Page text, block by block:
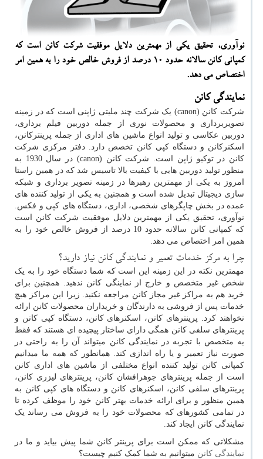
نوآوری، تحقیق یكی از مهمترین دلایل موفقیت شركت كانن است كه
كمپانی كانن سالانه حدود 10 درصد از فروش خالص خود را به همین امر
اختصاص می دهد.
نمایندگی کانن
شرکت کانن (canon) یک شرکت چند ملیتی ژاپنی است که در زمینه
تصویربرداری و محصولات نوری از جمله دوربین فیلم برداری،
دوربین عکاسی و تولید انواع ماشین های اداری از جمله پرینترکانن،
اسکنرکانن و دستگاه کپی کانن تخصص دارد. دفتر مرکزی شرکت
کانن در توکیو ژاپن است. شرکت کانن (canon
) در سال 1930 به
منظور تولید دوربین هایی با کیفیت بالا تاسیس شد که در همین راستا
امروز به یکی از مهمترین رهبرها در زمینه تصویر برداری و شبکه
سازی دیجیتال تبدیل شده است و همچنین به یکی از تولید کننده های
عمده در بخش چاپگرهای شخصی، اداری، دستگاه های کپی و فکس.
نوآوری، تحقیق یکی از مهمترین دلایل موفقیت شرکت کانن است
که کمپانی کانن سالانه حدود 10 درصد از فروش خالص خود را به
همین امر اختصاص می دهد.
چرا به مرکز خدمات تعمیر و نمایندگی کانن نیاز دارید؟
مهمترین نکته در این زمینه این است که شما دستگاه خود را به یک
شخص غیر متخصص و خارج از نماینگی کانن ندهید. همچنین برای
خرید هم به مراکز غیر مجاز کانن مراجعه نکنید. زیرا این مراکز هیچ
خدمات پس از فروشی به دارندگان و خریداران محصولات کانن ارائه
نخواهند کرد. پرینترهای کانن، اسکنرهای کانن، دستگاه کپی کانن و
پرینترهای سلفی کانن همگی دارای ساختار پیچیده ای هستند که فقط
یه متخصص با تجربه در نمایندگی کانن میتواند آن را به راحتی در
صورت نیاز تعمیر و یا راه اندازی کند. همانطور که همه ما میدانیم
کمپانی کانن تولید کننده انواع مختلفی از ماشین های اداری کانن
است از جمله پرینترهای جوهرافشان کانن، پرینترهای لیزری کانن،
پرینترهای سلفی کانن، اسکنرهای کانن و دستگاه های کپی کانن به
همین منظور و برای ارائه خدمات بهتر کانن خود را موظف کرده تا
در تمامی کشورهای که محصولات خود را به فروش می رساند یک
نمایندگی کانن ایجاد کند.
مشکلاتی که ممکن است برای پرینتر کانن شما پیش بیاید و ما در
نمایندگی کانن میتوانیم به شما کمک کنیم چیست؟